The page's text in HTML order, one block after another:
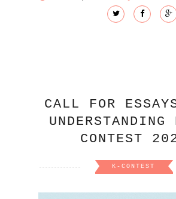
CALL FOR
UNDERSTANDING
CONTEST
K-CONTEST